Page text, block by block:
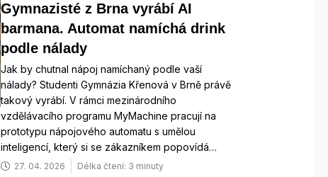
Gymnazisté z Brna vyrábí AI
barmana. Automat namíchá drink
podle nálady
Jak by chutnal nápoj namíchaný podle vaší
nálady? Studenti Gymnázia Křenová v Brně právě
takový vyrábí. V rámci mezinárodního
vzdělávacího programu MyMachine pracují na
prototypu nápojového automatu s umělou
inteligencí, který si se zákazníkem popovídá…
27. 04. 2026 Délka čtení: 3 minuty